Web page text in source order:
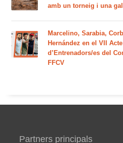
amb un torneig i una
Marcelino, Sarabia,
Hernández en el VII
d’Entrenadors/es del
FFCV
Partners principals